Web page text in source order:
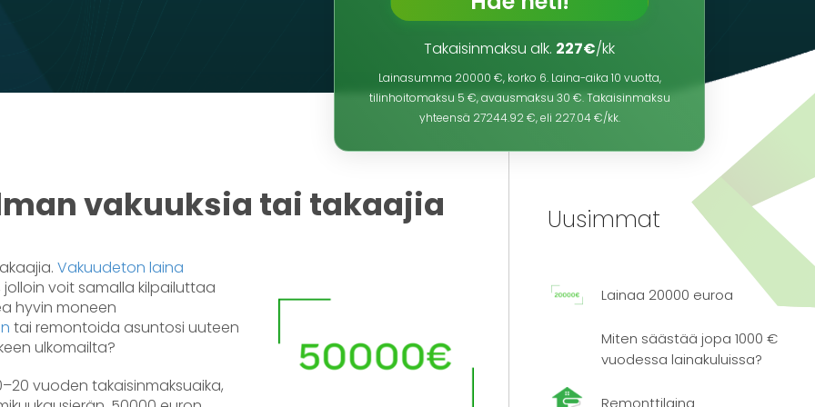
Takaisinmaksu alk. 227€/kk
Lainasumma 20000 €, korko 6. Laina-aika 10 vuotta,
tilinhoitomaksu 5 €, avausmaksu 30 €. Takaisinmaksu
yhteensä 27244.92€, eli 227.04€/kk.
vakuuksia tai takaajia
Vakuudeton laina
voit samalla kilpailuttaa
hyvin moneen
tai remontoida asuntosi uuteen
ulkomailta?
vuoden takaisinmaksuaika,
Uusimmat
Lainaa 20000 euroa
Miten säästää jopa 1000 €
vuodessa lainakuluissa?
Remonttilaina